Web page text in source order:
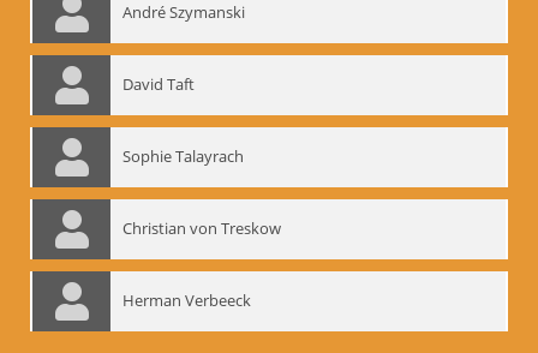
André Szymanski
David Taft
Sophie Talayrach
Christian von Treskow
Herman Verbeeck